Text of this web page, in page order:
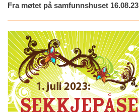
Fra møtet på samfunnshuset 16.08.23